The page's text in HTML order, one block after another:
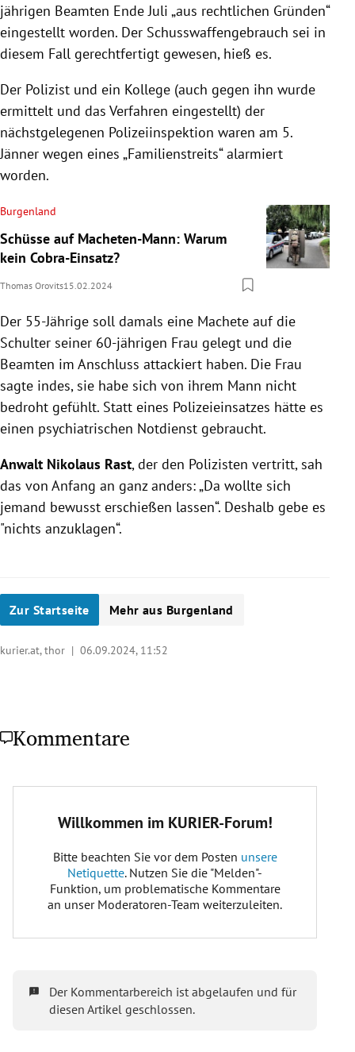
jährigen Beamten Ende Juli „aus rechtlichen Gründen“
eingestellt worden. Der Schusswaffengebrauch sei in
diesem Fall gerechtfertigt gewesen, hieß es.
Der Polizist und ein Kollege (auch gegen ihn wurde
ermittelt und das Verfahren eingestellt) der
nächstgelegenen Polizeiinspektion waren am 5.
Jänner wegen eines „Familienstreits“ alarmiert
worden.
Burgenland
Schüsse auf Macheten-Mann: Warum
kein Cobra-Einsatz?
Thomas Orovits15.02.2024
Der 55-Jährige soll damals eine Machete auf die
Schulter seiner 60-jährigen Frau gelegt und die
Beamten im Anschluss attackiert haben. Die Frau
sagte indes, sie habe sich von ihrem Mann nicht
bedroht gefühlt. Statt eines Polizeieinsatzes hätte es
einen psychiatrischen Notdienst gebraucht.
Anwalt Nikolaus Rast, der den Polizisten vertritt, sah
das von Anfang an ganz anders: „Da wollte sich
jemand bewusst erschießen lassen“. Deshalb gebe es
"nichts anzuklagen“.
Zur Startseite Mehr aus Burgenland
kurier.at, thor | 06.09.2024, 11:52
Kommentare